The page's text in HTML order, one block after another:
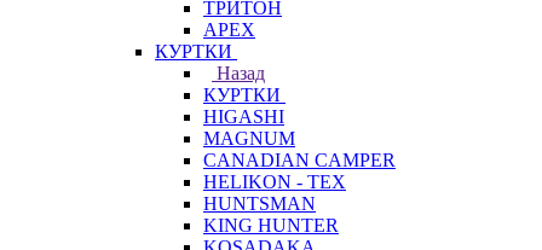
ТРИТОН
APEX
КУРТКИ
Назад
КУРТКИ
HIGASHI
MAGNUM
CANADIAN CAMPER
HELIKON - TEX
HUNTSMAN
KING HUNTER